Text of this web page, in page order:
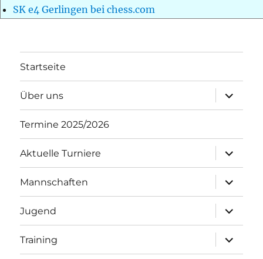
SK e4 Gerlingen bei chess.com
Startseite
Über uns
öffnen
Termine 2025/2026
Aktuelle Turniere
öffnen
Mannschaften
öffnen
Jugend
öffnen
Training
öffnen